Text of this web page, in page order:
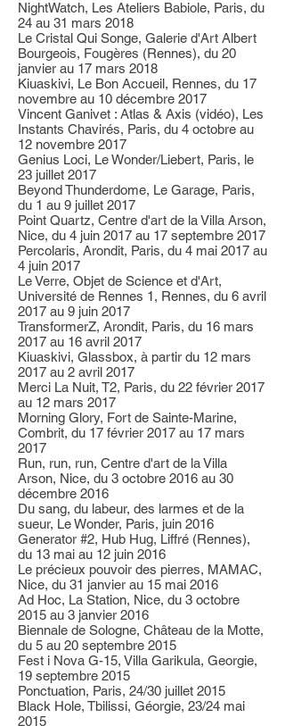
NightWatch, Les Ateliers Babiole, Paris, du
24 au 31 mars 2018
Le Cristal Qui Songe, Galerie d'Art Albert
Bourgeois, Fougères (Rennes), du 20
janvier au 17 mars 2018
Kiuaskivi, Le Bon Accueil, Rennes, du 17
novembre au 10 décembre 2017
Vincent Ganivet : Atlas & Axis (vidéo), Les
Instants Chavirés, Paris, du 4 octobre au
12 novembre 2017
Genius Loci, Le Wonder/Liebert, Paris, le
23 juillet 2017
Beyond Thunderdome, Le Garage, Paris,
du 1 au 9 juillet 2017
Point Quartz, Centre d'art de la Villa Arson,
Nice, du 4 juin 2017 au 17 septembre 2017
Percolaris, Arondit, Paris, du 4 mai 2017 au
4 juin 2017
Le Verre, Objet de Science et d'Art,
Université de Rennes 1, Rennes, du 6 avril
2017 au 9 juin 2017
TransformerZ, Arondit, Paris, du 16 mars
2017 au 16 avril 2017
Kiuaskivi, Glassbox, à partir du 12 mars
2017 au 2 avril 2017
Merci La Nuit, T2, Paris, du 22 février 2017
au 12 mars 2017
Morning Glory, Fort de Sainte-Marine,
Combrit, du 17 février 2017 au 17 mars
2017
Run, run, run, Centre d'art de la Villa
Arson, Nice, du 3 octobre 2016 au 30
décembre 2016
Du sang, du labeur, des larmes et de la
sueur, Le Wonder, Paris, juin 2016
Generator #2, Hub Hug, Liffré (Rennes),
du 13 mai au 12 juin 2016
Le précieux pouvoir des pierres, MAMAC,
Nice, du 31 janvier au 15 mai 2016
Ad Hoc, La Station, Nice, du 3 octobre
2015 au 3 janvier 2016
Biennale de Sologne, Château de la Motte,
du 5 au 20 septembre 2015
Fest i Nova G-15, Villa Garikula, Georgie,
19 septembre 2015
Ponctuation, Paris, 24/30 juillet 2015
Black Hole, Tbilissi, Géorgie, 23/24 mai
2015